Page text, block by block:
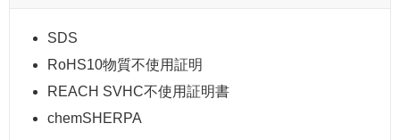
SDS
RoHS10物質不使用証明
REACH SVHC不使用証明書
chemSHERPA